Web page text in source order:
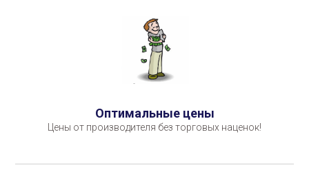
Оптимальные цены
Цены от производителя без торговых наценок!